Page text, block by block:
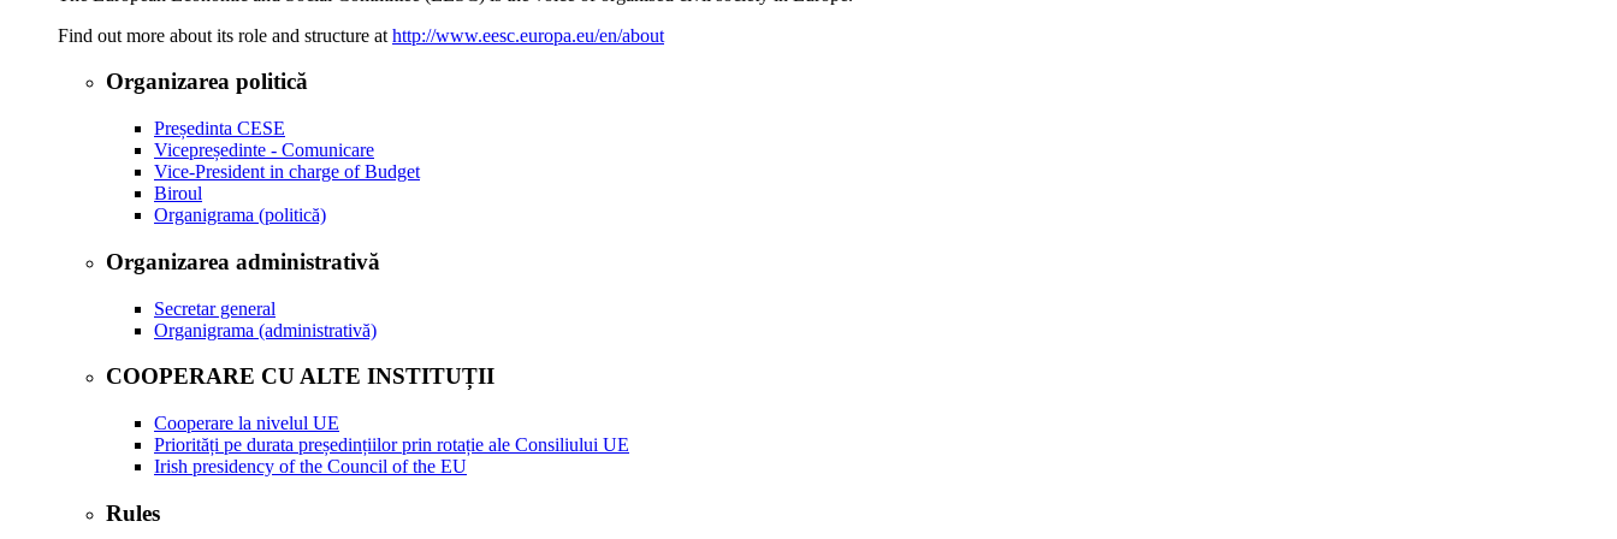
Find out more about its role and structure at http://www.eesc.europa.eu/en/about
Organizarea politică
Președinta CESE
Vicepreședinte - Comunicare
Vice-President in charge of Budget
Biroul
Organigrama (politică)
Organizarea administrativă
Secretar general
Organigrama (administrativă)
COOPERARE CU ALTE INSTITUȚII
Cooperare la nivelul UE
Priorități pe durata președințiilor prin rotație ale Consiliului UE
Irish presidency of the Council of the EU
Rules